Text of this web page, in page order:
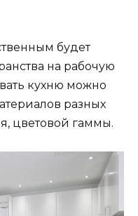
будет
на рабочую
кухню можно
разных
цветовой гаммы.